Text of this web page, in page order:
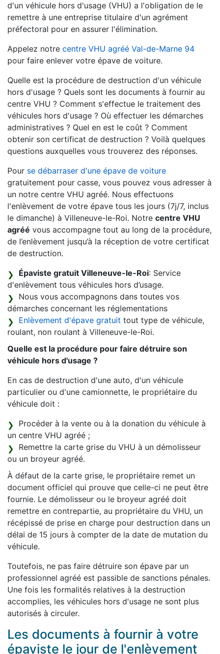
d'un véhicule hors d'usage (VHU) a l'obligation de le
remettre à une entreprise titulaire d'un agrément
préfectoral pour en assurer l'élimination.
Appelez notre centre VHU agréé Val-de-Marne 94
pour faire enlever votre épave de voiture.
Quelle est la procédure de destruction d'un véhicule
hors d'usage ? Quels sont les documents à fournir au
centre VHU ? Comment s'effectue le traitement des
véhicules hors d'usage ? Où effectuer les démarches
administratives ? Quel en est le coût ? Comment
obtenir son certificat de destruction ? Voilà quelques
questions auxquelles vous trouverez des réponses.
Pour se débarraser d'une épave de voiture
gratuitement pour casse, vous pouvez vous adresser à
un notre centre VHU agréé. Nous effectuons
l'enlèvement de votre épave tous les jours (7j/7, inclus
le dimanche) à Villeneuve-le-Roi. Notre centre VHU
agréé vous accompagne tout au long de la procédure,
de l’enlèvement jusqu’à la réception de votre certificat
de destruction.
Épaviste gratuit Villeneuve-le-Roi: Service
d'enlèvement tous véhicules hors d’usage.
Nous vous accompagnons dans toutes vos
démarches concernant les réglementations
Enlèvement d'épave gratuit tout type de véhicule,
roulant, non roulant à Villeneuve-le-Roi.
Quelle est la procédure pour faire détruire son
véhicule hors d'usage ?
En cas de destruction d'une auto, d'un véhicule
particulier ou d'une camionnette, le propriétaire du
véhicule doit :
Procéder à la vente ou à la donation du véhicule à
un centre VHU agréé ;
Remettre la carte grise du VHU à un démolisseur
ou un broyeur agréé.
À défaut de la carte grise, le propriétaire remet un
document officiel qui prouve que celle-ci ne peut être
fournie. Le démolisseur ou le broyeur agréé doit
remettre en contrepartie, au propriétaire du VHU, un
récépissé de prise en charge pour destruction dans un
délai de 15 jours à compter de la date de mutation du
véhicule.
Toutefois, ne pas faire détruire son épave par un
professionnel agréé est passible de sanctions pénales.
Une fois les formalités relatives à la destruction
accomplies, les véhicules hors d'usage ne sont plus
autorisés à circuler.
Les documents à fournir à votre
épaviste le jour de l'enlèvement